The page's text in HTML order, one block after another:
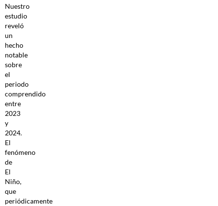
Nuestro
estudio
reveló
un
hecho
notable
sobre
el
periodo
comprendido
entre
2023
y
2024.
El
fenómeno
de
El
Niño,
que
periódicamente